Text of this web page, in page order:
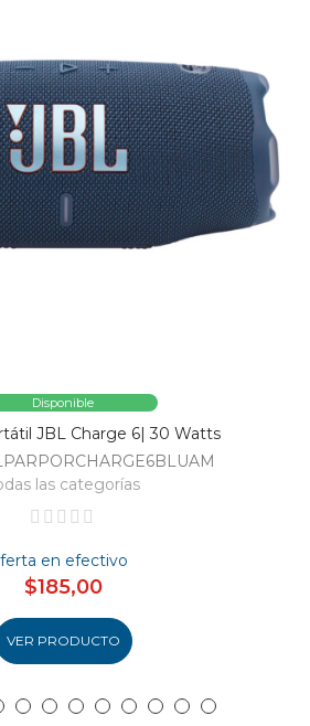
Disponible
JBL Charge 6| 30 Watts
las categorías
en efectivo
$185,00
VER PRODUCTO